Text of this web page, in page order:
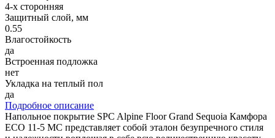
4-х сторонняя
Защитный слой, мм
0.55
Влагостойкость
да
Встроенная подложка
нет
Укладка на теплый пол
да
Подробное описание
Напольное покрытие SPC Alpine Floor Grand Sequoia Камфора
ECO 11-5 MC представляет собой эталон безупречного стиля